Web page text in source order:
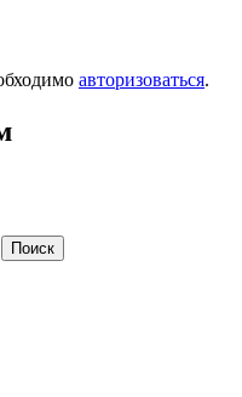
авторизоваться.